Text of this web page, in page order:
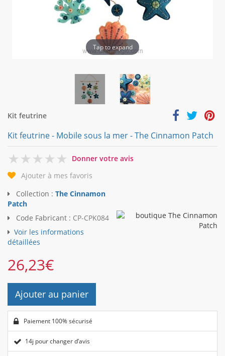
Tap to expand
Kit feutrine
Kit feutrine - Mobile sous la mer - The Cinnamon Patch
0
Donner votre avis
Ajouter à mes favoris
Collection : The Cinnamon
Patch
Code Fabricant : CP-CPK084
Voir les informations
détaillées
26,23€
Ajouter au panier
Paiement 100% sécurisé
14j pour changer d’avis